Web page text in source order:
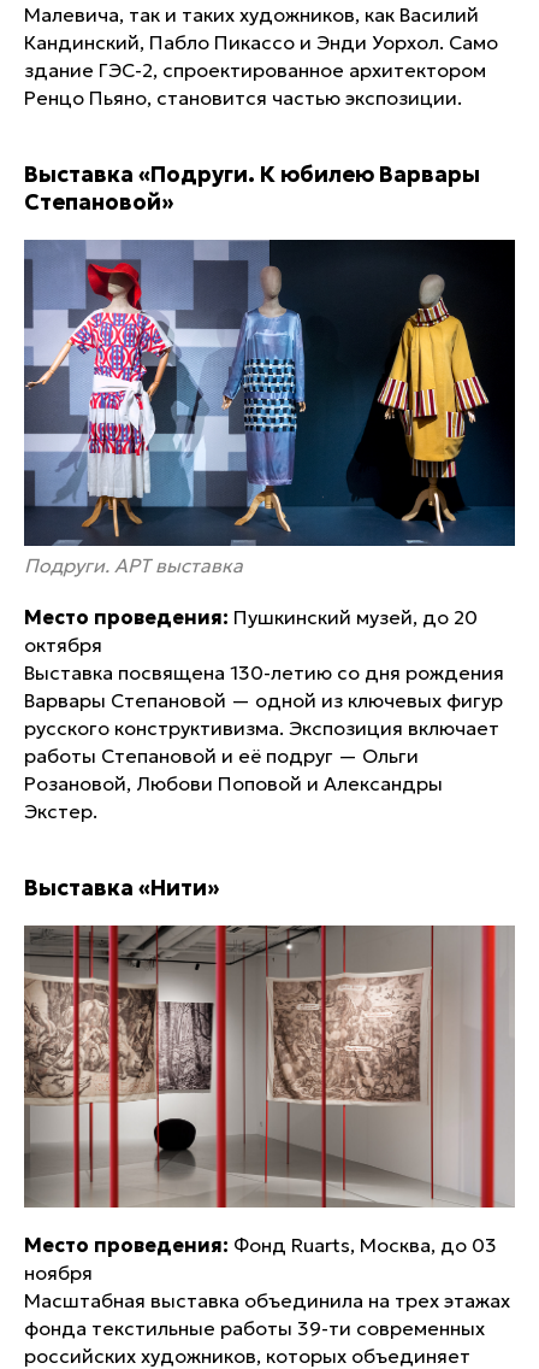
Малевича, так и таких художников, как Василий
Кандинский, Пабло Пикассо и Энди Уорхол. Само
здание ГЭС-2, спроектированное архитектором
Ренцо Пьяно, становится частью экспозиции.
Выставка «Подруги. К юбилею Варвары
Степановой»
Подруги. АРТ выставка
Место проведения: Пушкинский музей, до 20
октября
Выставка посвящена 130-летию со дня рождения
Варвары Степановой — одной из ключевых фигур
русского конструктивизма. Экспозиция включает
работы Степановой и её подруг — Ольги
Розановой, Любови Поповой и Александры
Экстер.
Выставка «Нити»
Место проведения: Фонд Ruarts, Москва, до 03
ноября
Масштабная выставка объединила на трех этажах
фонда текстильные работы 39-ти современных
российских художников, которых объединяет